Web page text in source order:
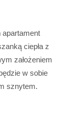
ciepła z
założeniem
w sobie
sznytem.